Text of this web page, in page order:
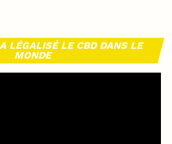
LÉGALISÉ LE CBD DANS LE
MONDE